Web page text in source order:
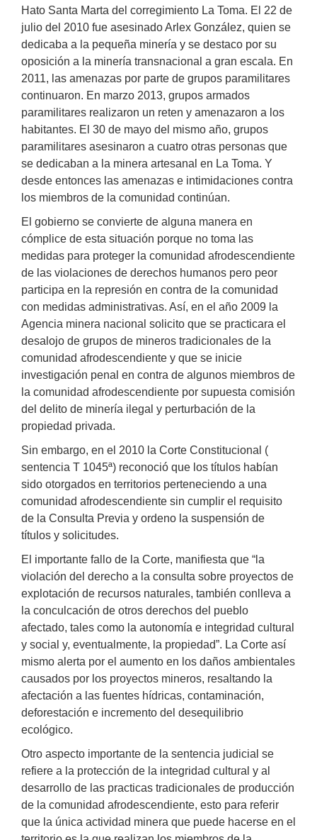
Hato Santa Marta del corregimiento La Toma. El 22 de
julio del 2010 fue asesinado Arlex González, quien se
dedicaba a la pequeña minería y se destaco por su
oposición a la minería transnacional a gran escala. En
2011, las amenazas por parte de grupos paramilitares
continuaron. En marzo 2013, grupos armados
paramilitares realizaron un reten y amenazaron a los
habitantes. El 30 de mayo del mismo año, grupos
paramilitares asesinaron a cuatro otras personas que
se dedicaban a la minera artesanal en La Toma. Y
desde entonces las amenazas e intimidaciones contra
los miembros de la comunidad continúan.
El gobierno se convierte de alguna manera en
cómplice de esta situación porque no toma las
medidas para proteger la comunidad afrodescendiente
de las violaciones de derechos humanos pero peor
participa en la represión en contra de la comunidad
con medidas administrativas. Así, en el año 2009 la
Agencia minera nacional solicito que se practicara el
desalojo de grupos de mineros tradicionales de la
comunidad afrodescendiente y que se inicie
investigación penal en contra de algunos miembros de
la comunidad afrodescendiente por supuesta comisión
del delito de minería ilegal y perturbación de la
propiedad privada.
Sin embargo, en el 2010 la Corte Constitucional (
sentencia T 1045ª) reconoció que los títulos habían
sido otorgados en territorios perteneciendo a una
comunidad afrodescendiente sin cumplir el requisito
de la Consulta Previa y ordeno la suspensión de
títulos y solicitudes.
El importante fallo de la Corte, manifiesta que “la
violación del derecho a la consulta sobre proyectos de
explotación de recursos naturales, también conlleva a
la conculcación de otros derechos del pueblo
afectado, tales como la autonomía e integridad cultural
y social y, eventualmente, la propiedad”. La Corte así
mismo alerta por el aumento en los daños ambientales
causados por los proyectos mineros, resaltando la
afectación a las fuentes hídricas, contaminación,
deforestación e incremento del desequilibrio
ecológico.
Otro aspecto importante de la sentencia judicial se
refiere a la protección de la integridad cultural y al
desarrollo de las practicas tradicionales de producción
de la comunidad afrodescendiente, esto para referir
que la única actividad minera que puede hacerse en el